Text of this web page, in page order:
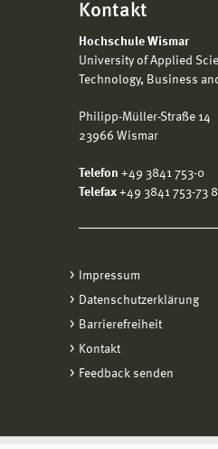
Kontakt
Hochschule Wismar
University of Applied
Technology, Business
Philipp-Müller-Straße 14
23966 Wismar
Telefon +49 3841 753-0
Telefax +49 3841 753-73
Impressum
Datenschutzerklärung
Barrierefreiheit
Kontakt
Feedback senden